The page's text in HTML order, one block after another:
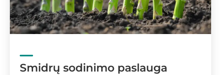
Smidrų sodinimo paslauga